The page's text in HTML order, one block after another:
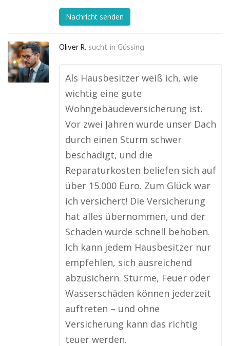
Nachricht senden
Oliver R. sucht in Güssing
Als Hausbesitzer weiß ich, wie
wichtig eine gute
Wohngebäudeversicherung ist.
Vor zwei Jahren wurde unser Dach
durch einen Sturm schwer
beschädigt, und die
Reparaturkosten beliefen sich auf
über 15.000 Euro. Zum Glück war
ich versichert! Die Versicherung
hat alles übernommen, und der
Schaden wurde schnell behoben.
Ich kann jedem Hausbesitzer nur
empfehlen, sich ausreichend
abzusichern. Stürme, Feuer oder
Wasserschäden können jederzeit
auftreten – und ohne
Versicherung kann das richtig
teuer werden.